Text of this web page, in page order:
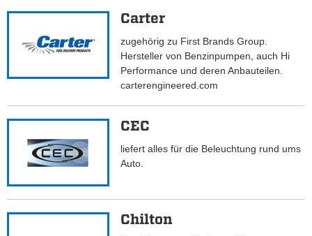
Carter
zugehörig zu First Brands Group.
Hersteller von Benzinpumpen, auch Hi
Performance und deren Anbauteilen.
carterengineered.com
CEC
liefert alles für die Beleuchtung rund ums
Auto.
Chilton